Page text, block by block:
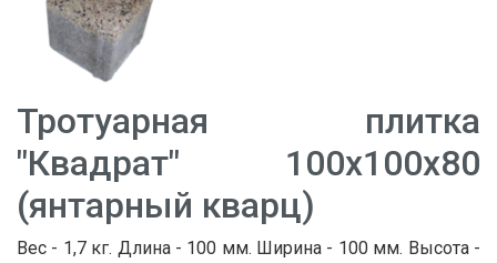
Тротуарная плитка
"Квадрат" 100х100х80
(янтарный кварц)
Вес - 1,7 кг. Длина - 100 мм. Ширина - 100 мм. Высота -